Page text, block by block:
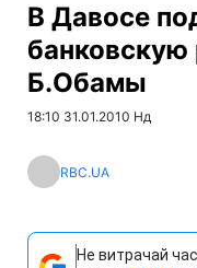
В Давосе
Б.Обамы
18:10 31.01.2010 Нд
RBC.UA
Не витрачай